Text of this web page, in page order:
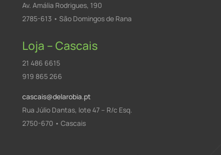
Av. Amália Rodrigues, 190
2785-613 • São Domingos de Rana
Loja – Cascais
21 486 6615
919 865 266
cascais@delarobia.pt
Rua Júlio Dantas, lote 47 – R/c Esq.
2750-670 • Cascais